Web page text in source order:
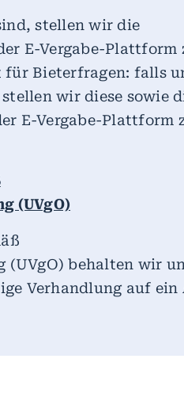
stellen wir die
E-Vergabe-Plattform
für Bieterfragen: falls
wir diese sowie
E-Vergabe-Plattform
(UVgO)
(UVgO) behalten wir
Verhandlung auf ein